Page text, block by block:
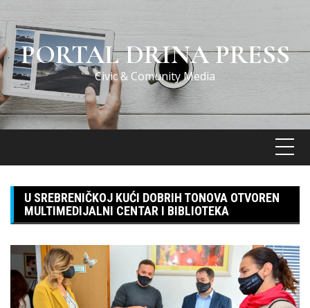
Skip
to
contentPORTAL DRINA PRESS
Civic & Comunity Media
U SREBRENIČKOJ KUĆI DOBRIH TONOVA OTVOREN
MULTIMEDIJALNI CENTAR I BIBLIOTEKA